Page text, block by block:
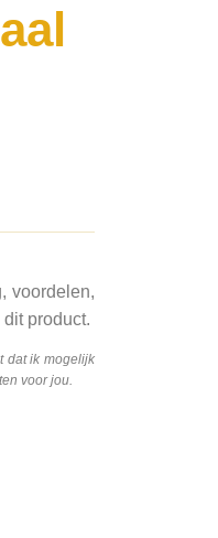
voordelen,
product.
dat ik mogelijk
voor jou.